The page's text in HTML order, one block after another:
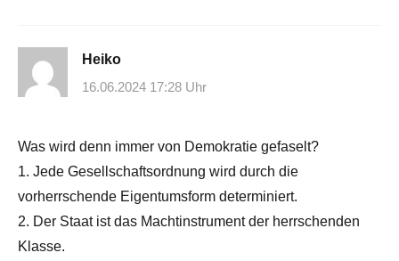
Heiko
16.06.2024 17:28 Uhr
Was wird denn immer von Demokratie gefaselt?
1. Jede Gesellschaftsordnung wird durch die
vorherrschende Eigentumsform determiniert.
2. Der Staat ist das Machtinstrument der herrschenden
Klasse.